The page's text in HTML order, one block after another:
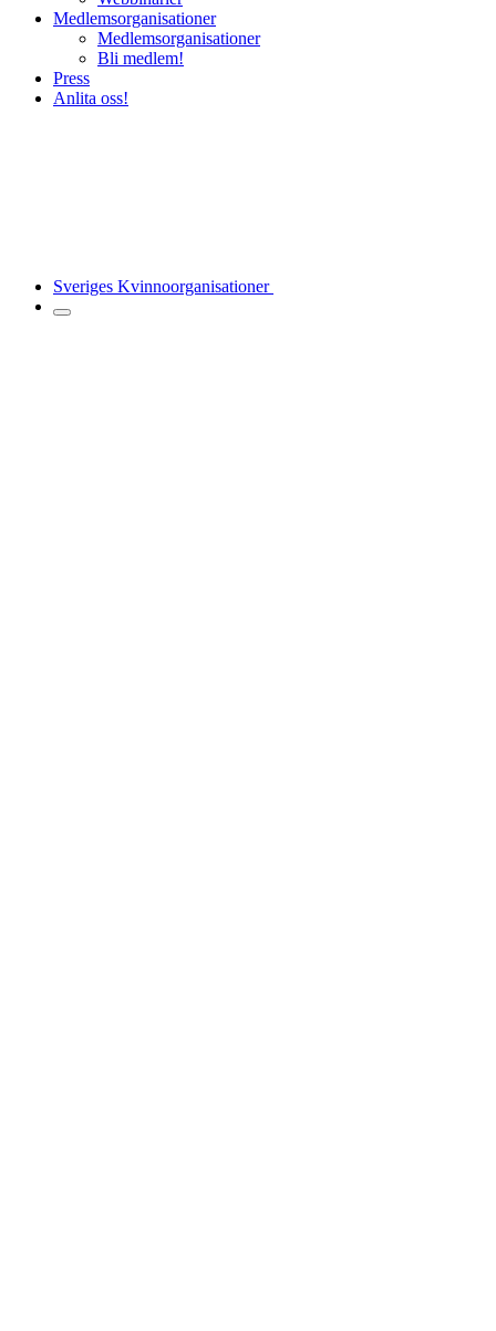
Medlemsorganisationer
Medlemsorganisationer
Bli medlem!
Press
Anlita oss!
Sveriges Kvinnoorganisationer